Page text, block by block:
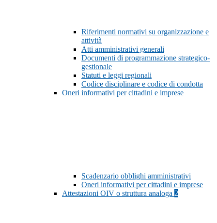
Riferimenti normativi su organizzazione e
attività
Atti amministrativi generali
Documenti di programmazione strategico-
gestionale
Statuti e leggi regionali
Codice disciplinare e codice di condotta
Oneri informativi per cittadini e imprese
Scadenzario obblighi amministrativi
Oneri informativi per cittadini e imprese
Attestazioni OIV o struttura analoga 2